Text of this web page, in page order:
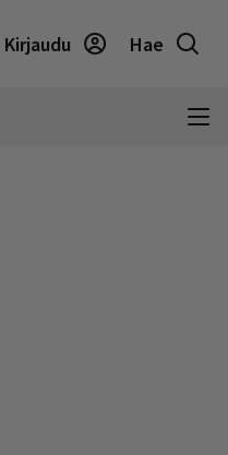
Kirjaudu Hae